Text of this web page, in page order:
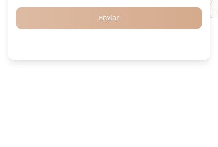
Enviar